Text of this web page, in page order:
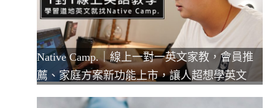
Native Camp.｜線上一對一英文家教，會員推
薦、家庭方案新功能上市，讓人超想學英文